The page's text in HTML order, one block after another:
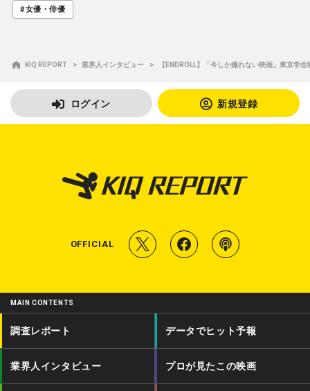
#女優・俳優
KIQ REPORT 業界人インタビュー 【ENDROLL】「今しか撮れない映画」東京学
ログイン 新規登録
OFFICIAL
T
i
t
f
c
e
b
o
P
d
a
s
MAIN CONTENTS
調査レポート データでヒット予報
業界人インタビュー プロが見たこの映画